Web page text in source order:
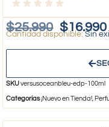
$25.990 $16.990
Sin
SKUversusoceanbleu-edp-100ml
Categorías¡Nuevo en Tienda!,